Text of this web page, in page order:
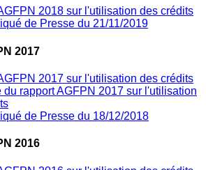
2018 sur l'utilisation des crédits
de Presse du 21/11/2019
2017
2017 sur l'utilisation des crédits
du rapport AGFPN 2017 sur l'utilisation
de Presse du 18/12/2018
2016